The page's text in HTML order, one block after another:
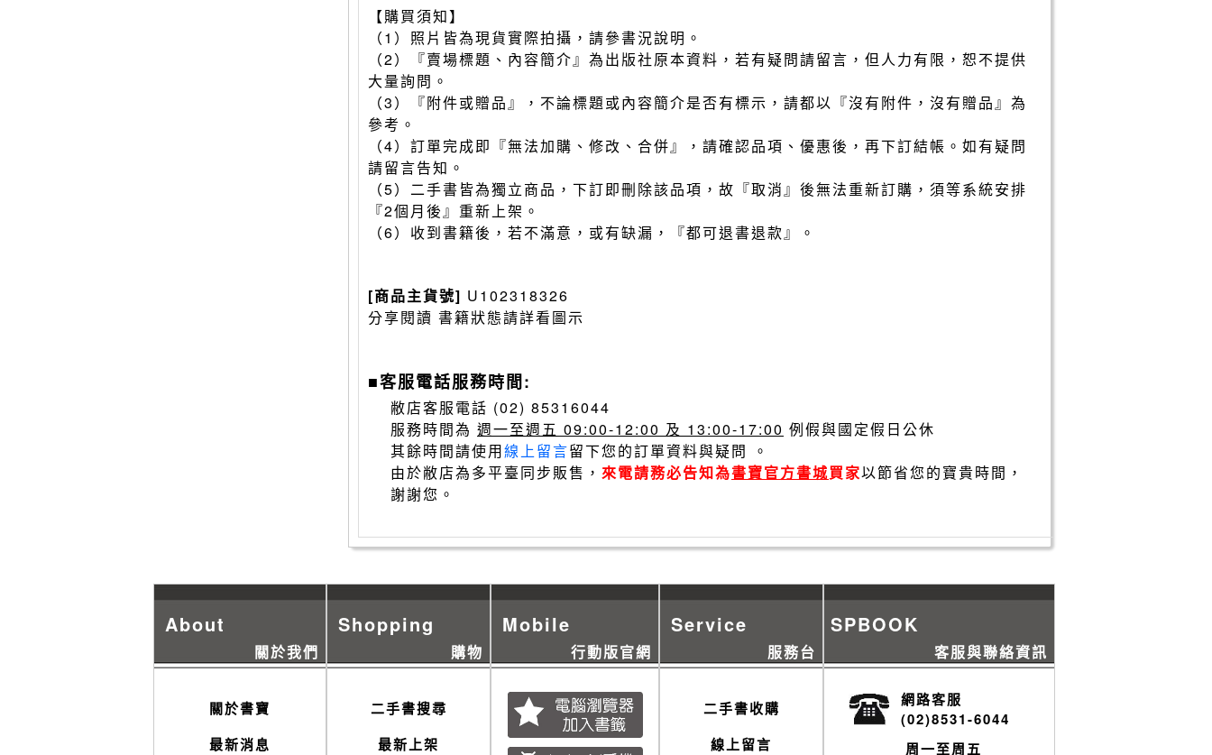
【購買須知】
（1）照片皆為現貨實際拍攝，請參書況說明。
（2）『賣場標題、內容簡介』為出版社原本資料，若有疑問請留言，但人力有限，恕不提供
大量詢問。
（3）『附件或贈品』，不論標題或內容簡介是否有標示，請都以『沒有附件，沒有贈品』為
參考。
（4）訂單完成即『無法加購、修改、合併』，請確認品項、優惠後，再下訂結帳。如有疑問
請留言告知。
（5）二手書皆為獨立商品，下訂即刪除該品項，故『取消』後無法重新訂購，須等系統安排
『2個月後』重新上架。
（6）收到書籍後，若不滿意，或有缺漏，『都可退書退款』。
[商品主貨號] U102318326
分享閱讀 書籍狀態請詳看圖示
■客服電話服務時間:
敝店客服電話 (02) 85316044
服務時間為 週一至週五 09:00-12:00 及 13:00-17:00 例假與國定假日公休
其餘時間請使用線上留言留下您的訂單資料與疑問 。
由於敝店為多平臺同步販售， 來電請務必告知為書寶官方書城買家以節省您的寶貴時間，
謝謝您。
About
關於我們
關於書寶
最新消息
Shopping
購物
二手書搜尋
最新上架
Mobile
行動版官網
Service
服務台
二手書收購
線上留言
SPBOOK
客服與聯絡資訊
網路客服
(02)8531-6044
周一至周五